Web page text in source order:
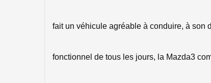
fait un véhicule agréable à conduire, à son
fonctionnel de tous les jours, la Mazda3